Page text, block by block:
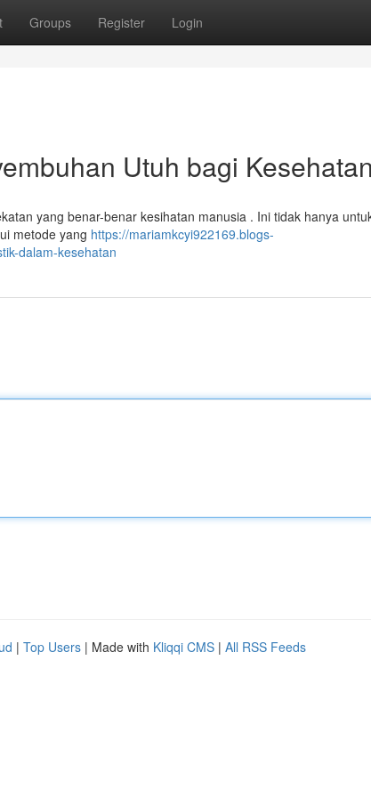
Groups Register Login
Utuh bagi Kesehatan
yang benar-benar kesihatan manusia . Ini tidak hanya
metode yang https://mariamkcyi922169.blogs-
dalam-kesehatan
| Top Users | Made with Kliqqi CMS | All RSS Feeds